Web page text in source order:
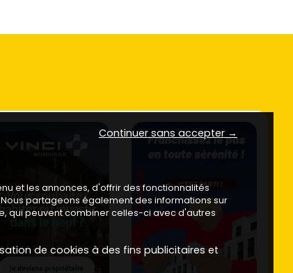
Continuer sans accepter →
et les annonces, d'offrir des fonctionnalités
partageons également des informations sur
qui peuvent combiner celles-ci avec d'autres
de cookies à des fins publicitaires et